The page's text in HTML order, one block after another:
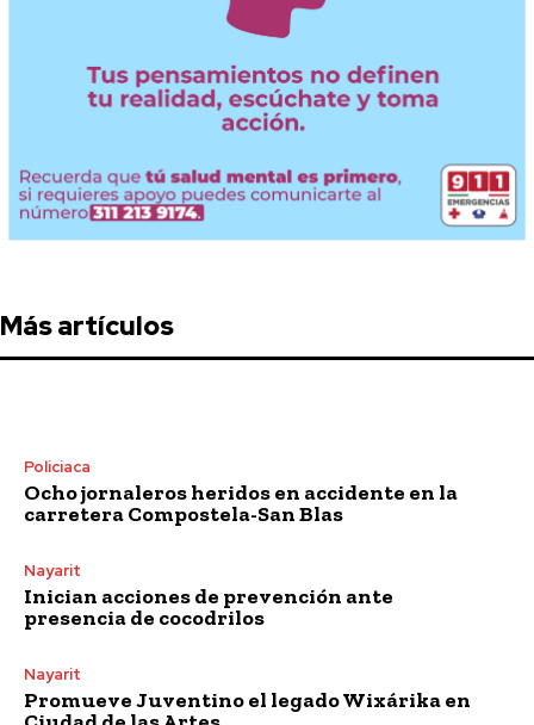
Más artículos
Policiaca
Ocho jornaleros heridos en accidente en la
carretera Compostela-San Blas
Nayarit
Inician acciones de prevención ante
presencia de cocodrilos
Nayarit
Promueve Juventino el legado Wixárika en